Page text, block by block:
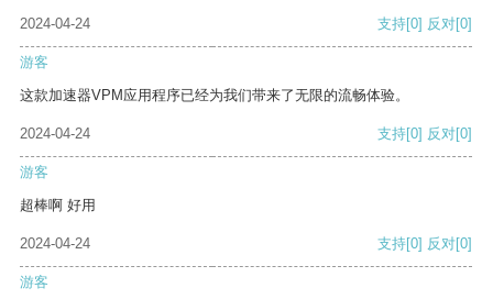
2024-04-24 支持[0] 反对[0]
游客
这款加速器VPM应用程序已经为我们带来了无限的流畅体验。
2024-04-24 支持[0] 反对[0]
游客
超棒啊 好用
2024-04-24 支持[0] 反对[0]
游客